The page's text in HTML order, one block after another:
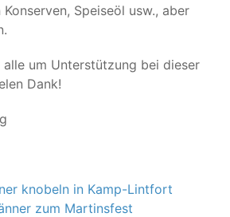
Spei­se­öl usw., aber
um Unter­stüt­zung bei die­ser
Dank!
knobeln in Kamp-Lintfort
zum Martinsfest